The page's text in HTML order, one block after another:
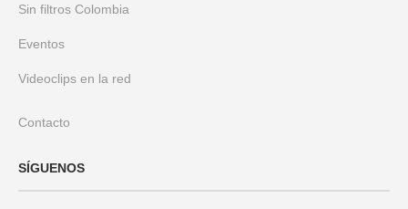
Sin filtros Colombia
Eventos
Videoclips en la red
Contacto
SÍGUENOS